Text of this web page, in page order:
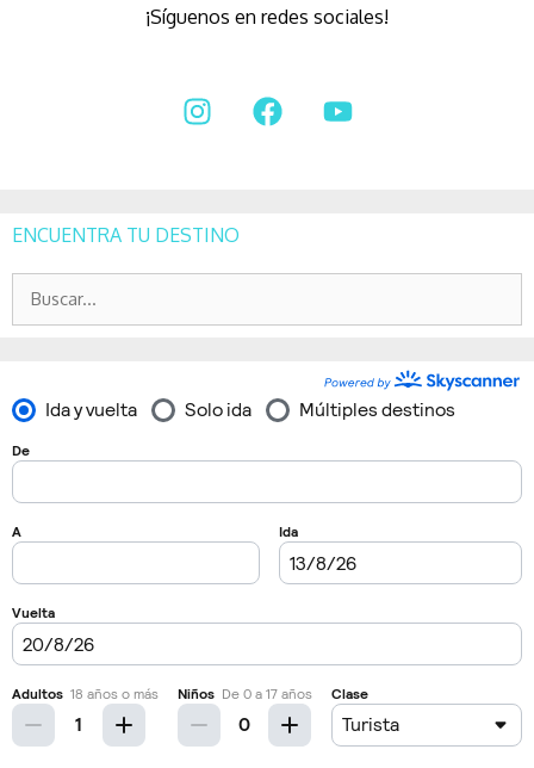
¡Síguenos en redes sociales!
ENCUENTRA TU DESTINO